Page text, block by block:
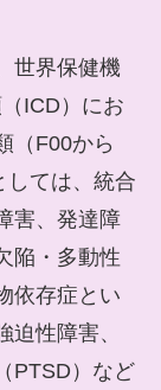
世界保健機
ICD）にお
（F00から
しては、統合
害、発達障
陥・多動性
依存症とい
性障害、
PTSD）など